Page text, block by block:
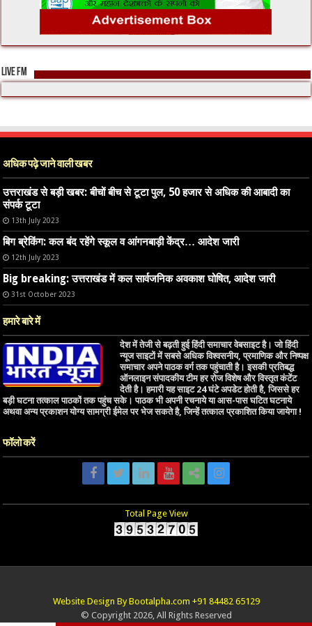
LIVE FM
अधिक पढ़े जाने वाली खबर
उत्तराखंड से बड़ी खबर: बीचों बीच से टूटा पुल, 50 हजार से अधिक की आबादी का
संपर्क टूटा
13th July 2023
बिग ब्रेकिंग: कल बंद रहेंगे स्कूल व आंगनबाड़ी केंद्र… आदेश जारी
12th July 2023
Big breaking: उत्तराखंड में कल सार्वजनिक अवकाश घोषित, आदेश जारी
31st October 2023
हमारे बारे में
देश में तेजी से बढ़ती हुई हिंदी समाचार वेबसाइट है। जो हिंदी
न्यूज साइटों में सबसे अधिक विश्वसनीय, प्रमाणिक और निष्पक्ष
समाचार अपने पाठक वर्ग तक पहुंचाती है। इसकी प्रतिबद्ध
ऑनलाइन संपादकीय टीम हर रोज विशेष और विस्तृत कंटेंट
देती है। हमारी यह साइट 24 घंटे अपडेट होती है, जिससे हर
बड़ी घटना तत्काल पाठकों तक पहुंच सके। पाठक भी अपनी रचनाये या आस-पास घटित घटनाये
अथवा अन्य प्रकाशन योग्य सामग्री ईमेल पर भेज सकते है, जिन्हें तत्काल प्रकाशित किया जायेगा !
फॉलो करें
Total Page View
Website Design By Bootalpha.com +91 84482 65129
© Copyright 2026, All Rights Reserved